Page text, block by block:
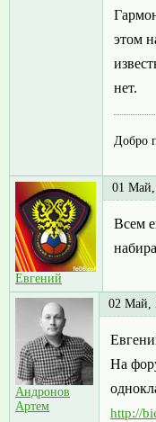
этом
нет.
Добро
Евгений
01 Май,
Всем
Андронов
Артем
02 Май,
На
http://